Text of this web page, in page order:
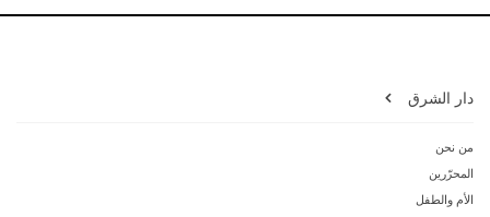
دار الشرق
من نحن
المحرّرين
الأم والطفل